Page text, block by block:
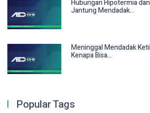
Hubungan Hipotermia
Jantung Mendadak...
Meninggal Mendadak
Kenapa Bisa...
Popular Tags